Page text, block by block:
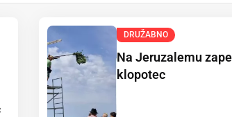
DRUŽABNO
Na Jeruzalemu zapel
klopotec